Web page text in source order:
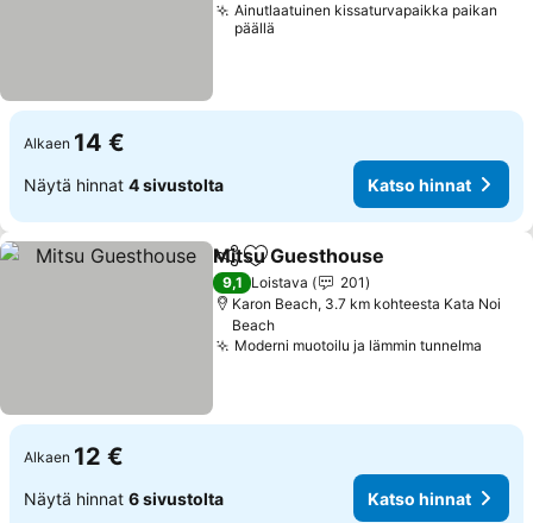
Ainutlaatuinen kissaturvapaikka paikan
päällä
Alkaen 14 €
Näytä hinnat 4 sivustolta Katso hinnat
Jaa Lisää suosikkeihin
Mitsu Guesthouse
9,1 Loistava
201
Karon Beach, 3.7 km kohteesta Kata Noi
Beach
Moderni muotoilu ja lämmin tunnelma
Alkaen 12 €
Näytä hinnat 6 sivustolta Katso hinnat